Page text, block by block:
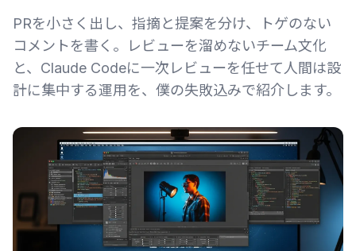
PRを小さく出し、指摘と提案を分け、トゲのない
コメントを書く。レビューを溜めないチーム文化
と、Claude Codeに一次レビューを任せて人間は設
計に集中する運用を、僕の失敗込みで紹介します。